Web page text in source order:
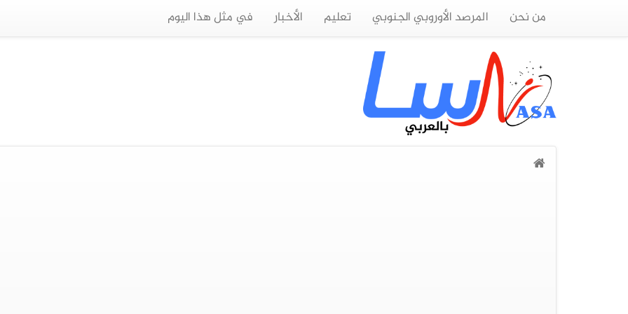
من نحن المرصد الأوروبي الجنوبي تعليم الأخبار في مثل هذا اليوم